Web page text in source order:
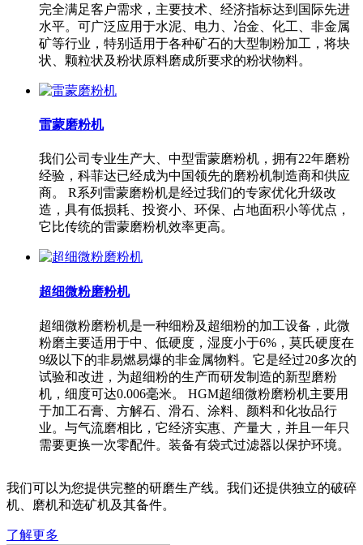
完全满足客户需求，主要技术、经济指标达到国际先进
水平。可广泛应用于水泥、电力、冶金、化工、非金属
矿等行业，特别适用于各种矿石的大型制粉加工，将块
状、颗粒状及粉状原料磨成所要求的粉状物料。
雷蒙磨粉机
我们公司专业生产大、中型雷蒙磨粉机，拥有22年磨粉
经验，科菲达已经成为中国领先的磨粉机制造商和供应
商。 R系列雷蒙磨粉机是经过我们的专家优化升级改
造，具有低损耗、投资小、环保、占地面积小等优点，
它比传统的雷蒙磨粉机效率更高。
超细微粉磨粉机
超细微粉磨粉机是一种细粉及超细粉的加工设备，此微
粉磨主要适用于中、低硬度，湿度小于6%，莫氏硬度在
9级以下的非易燃易爆的非金属物料。它是经过20多次的
试验和改进，为超细粉的生产而研发制造的新型磨粉
机，细度可达0.006毫米。 HGM超细微粉磨粉机主要用
于加工石膏、方解石、滑石、涂料、颜料和化妆品行
业。与气流磨相比，它经济实惠、产量大，并且一年只
需要更换一次零配件。装备有袋式过滤器以保护环境。
我们可以为您提供完整的研磨生产线。我们还提供独立的破碎
机、磨机和选矿机及其备件。
了解更多